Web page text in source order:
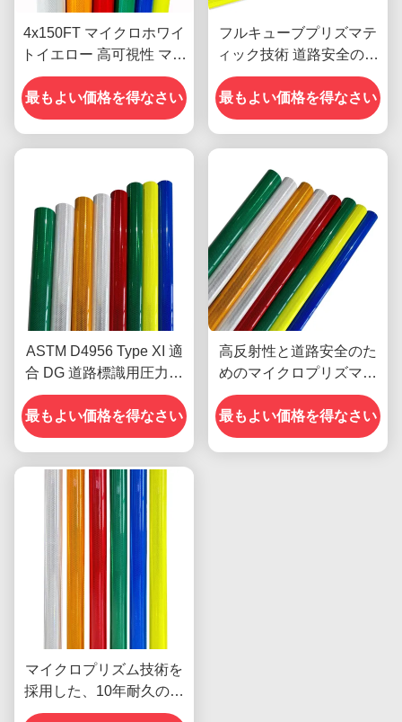
4x150FT マイクロホワイ
トイエロー 高可視性 マイ
クロダイヤモンドグレー
ド 反射シートフィルム 交
通標識用ビニール ODM
最もよい価格を得なさい
フルキューブプリズマテ
ィック技術 道路安全のた
めの10年間のパフォーマ
ンス寿命を持つダイヤモ
ンドグレードの反射シー
最もよい価格を得なさい
ASTM D4956 Type XI 適
合 DG 道路標識用圧力感
受性接着剤のダイヤモン
ドグレードの反射シート
最もよい価格を得なさい
高反射性と道路安全のた
めのマイクロプリズマ構
造を持つ印刷可能なダイ
ヤモンドグレードの反射
シート
最もよい価格を得なさい
マイクロプリズム技術を
採用した、10年耐久のダ
イヤモンドグレード再帰